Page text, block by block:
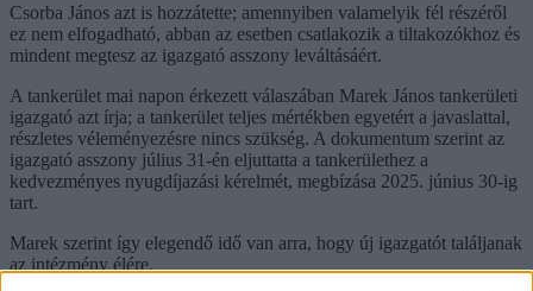
Csorba János azt is hozzátette; amennyiben valamelyik fél részéről
ez nem elfogadható, abban az esetben csatlakozik a tiltakozókhoz és
mindent megtesz az igazgató asszony leváltásáért.
A tankerület mai napon érkezett válaszában Marek János tankerületi
igazgató azt írja; a tankerület teljes mértékben egyetért a javaslattal,
részletes véleményezésre nincs szükség. A dokumentum szerint az
igazgató asszony július 31-én eljuttatta a tankerülethez a
kedvezményes nyugdíjazási kérelmét, megbízása 2025. június 30-ig
tart.
Marek szerint így elegendő idő van arra, hogy új igazgatót találjanak
az intézmény élére.